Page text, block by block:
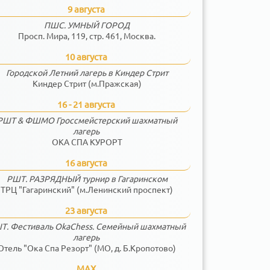
9 августа
ПШС. УМНЫЙ ГОРОД
Просп. Мира, 119, стр. 461, Москва.
10 августа
Городской Летний лагерь в Киндер Стрит
Киндер Стрит (м.Пражская)
16 - 21 августа
& ФШМО Гроссмейстерский шахматный
лагерь
ОКА СПА КУРОРТ
16 августа
РШТ. РАЗРЯДНЫЙ турнир в Гагаринском
ТРЦ "Гагаринский" (м.Ленинский проспект)
23 августа
Фестиваль OkaChess. Семейный шахматный
лагерь
"Ока Спа Резорт" (МО, д. Б.Кропотово)